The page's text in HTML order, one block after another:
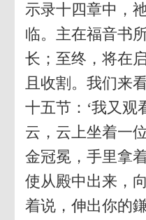
示录十四章中，
临。主在福音书
长；至终，将在
且收割。我们来
十五节：‘我又观
云，云上坐着一
金冠冕，手里拿
使从殿中出来，
着说，伸出你的